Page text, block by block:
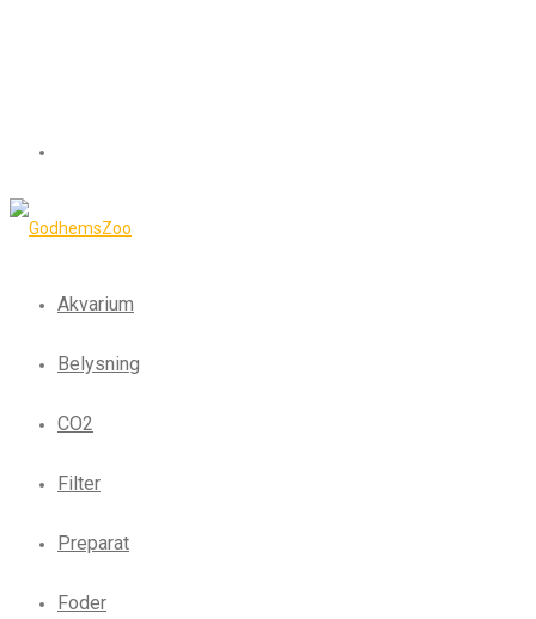
Akvarium
Belysning
CO2
Filter
Preparat
Foder